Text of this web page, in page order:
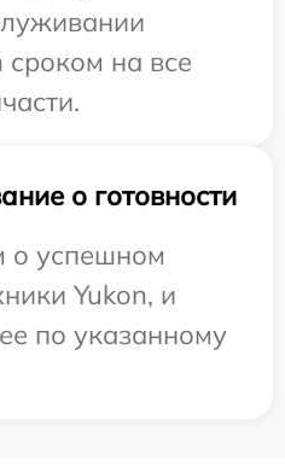
сроком на все
о готовности
успешном
Yukon, и
по указанному